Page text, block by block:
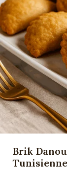
Brik
Tunisienne